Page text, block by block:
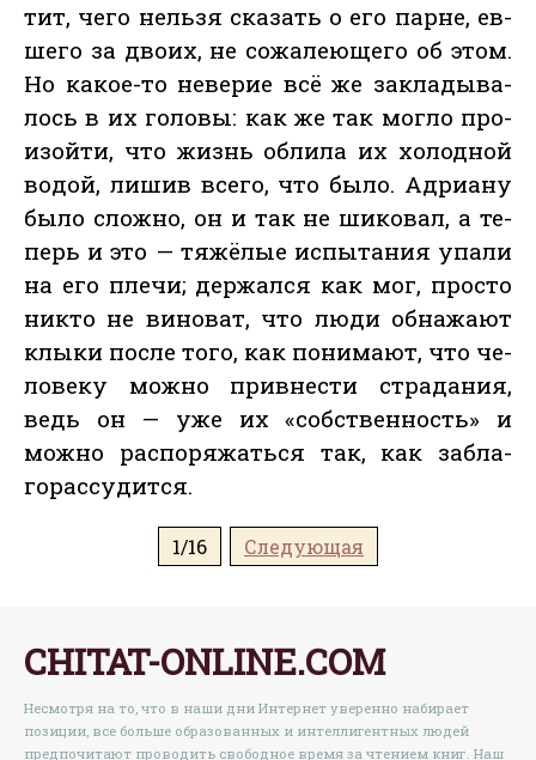
тит, че­го нель­зя ска­зать о его пар­не, ев­
ше­го за дво­их, не со­жале­юще­го об этом.
Но ка­кое-то не­верие всё же зак­ла­дыва­
лось в их го­ловы: как же так мог­ло про­
изой­ти, что жизнь об­ли­ла их хо­лод­ной
во­дой, ли­шив все­го, что бы­ло. Ад­ри­ану
бы­ло слож­но, он и так не ши­ковал, а те­
перь и это — тя­жёлые ис­пы­тания упа­ли
на его пле­чи; дер­жался как мог, прос­то
ник­то не ви­новат, что лю­ди об­на­жа­ют
клы­ки пос­ле то­го, как по­нима­ют, что че­
лове­ку мож­но прив­нести стра­дания,
ведь он — уже их «собс­твен­ность» и
мож­но рас­по­ряжать­ся так, как заб­ла­
горас­су­дит­ся.
1/16 Следующая
CHITAT-ONLINE.COM
Несмотря на то, что в наши дни Интернет уверенно набирает
позиции, все больше образованных и интеллигентных людей
предпочитают проводить свободное время за чтением книг. Наш